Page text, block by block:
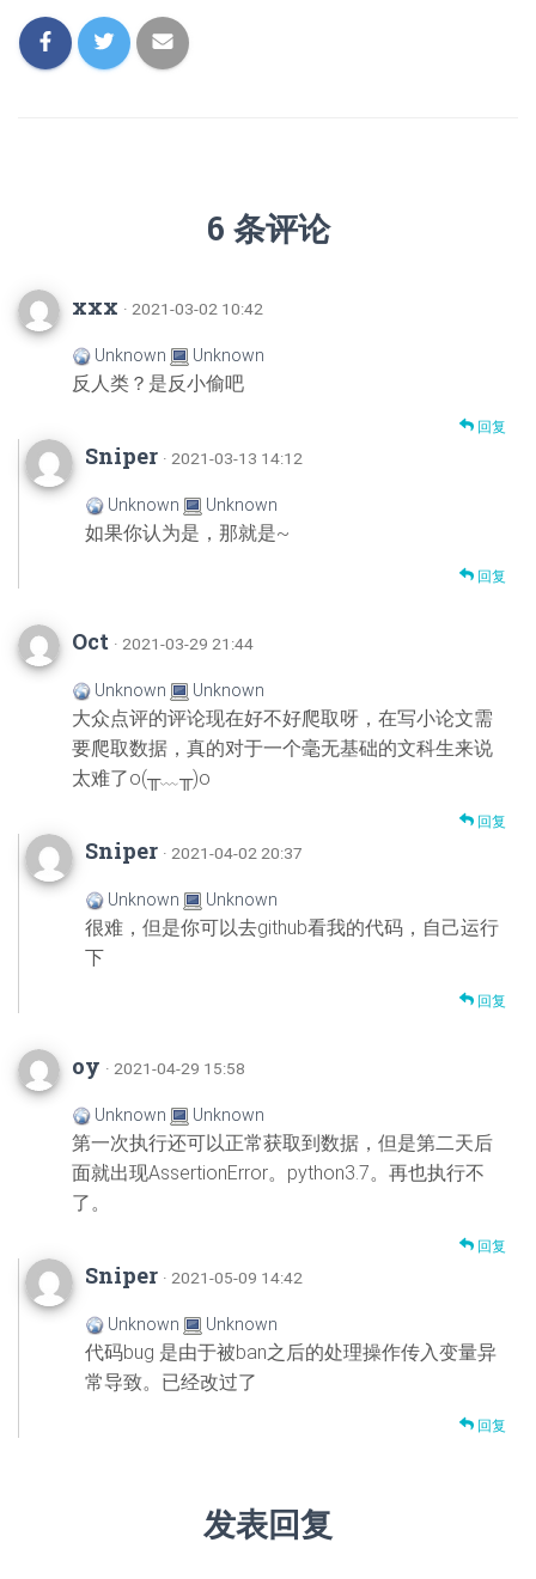
6 条评论
xxx · 2021-03-02 10:42
Unknown Unknown
反人类？是反小偷吧
回复
Sniper · 2021-03-13 14:12
Unknown Unknown
如果你认为是，那就是~
回复
Oct · 2021-03-29 21:44
Unknown Unknown
大众点评的评论现在好不好爬取呀，在写小论文需
要爬取数据，真的对于一个毫无基础的文科生来说
太难了o(╥﹏╥)o
回复
Sniper · 2021-04-02 20:37
Unknown Unknown
很难，但是你可以去github看我的代码，自己运行
下
回复
oy · 2021-04-29 15:58
Unknown Unknown
第一次执行还可以正常获取到数据，但是第二天后
面就出现AssertionError。python3.7。再也执行不
了。
回复
Sniper · 2021-05-09 14:42
Unknown Unknown
代码bug 是由于被ban之后的处理操作传入变量异
常导致。已经改过了
回复
发表回复